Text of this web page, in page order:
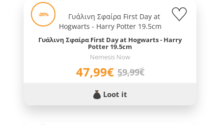
-20%
Γυάλινη Σφαίρα First Day at Hogwarts - Harry
Potter 19.5cm
Nemesis Now
47,99€ 59,99€
Loot it